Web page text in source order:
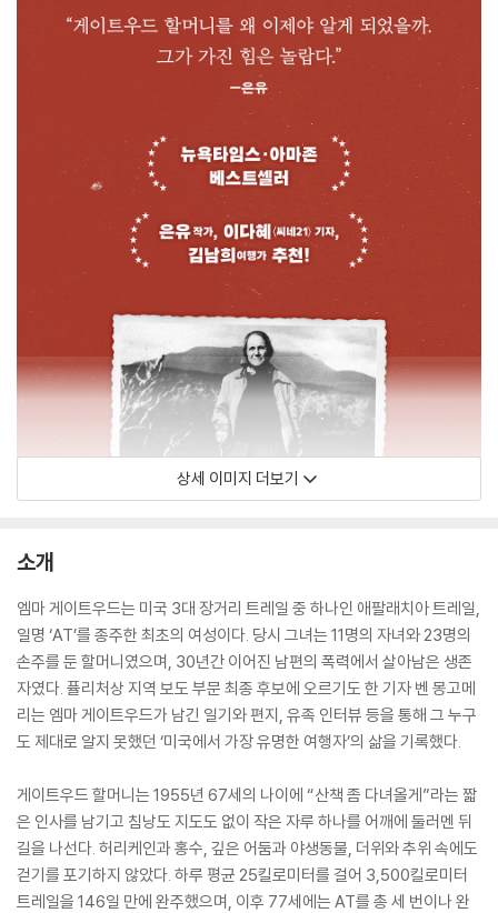
상세 이미지 더보기
소개
엠마 게이트우드는 미국 3대 장거리 트레일 중 하나인 애팔래치아 트레일,
일명 ‘AT’를 종주한 최초의 여성이다. 당시 그녀는 11명의 자녀와 23명의
손주를 둔 할머니였으며, 30년간 이어진 남편의 폭력에서 살아남은 생존
자였다. 퓰리처상 지역 보도 부문 최종 후보에 오르기도 한 기자 벤 몽고메
리는 엠마 게이트우드가 남긴 일기와 편지, 유족 인터뷰 등을 통해 그 누구
도 제대로 알지 못했던 ‘미국에서 가장 유명한 여행자’의 삶을 기록했다.
게이트우드 할머니는 1955년 67세의 나이에 “산책 좀 다녀올게”라는 짧
은 인사를 남기고 침낭도 지도도 없이 작은 자루 하나를 어깨에 둘러멘 뒤
길을 나선다. 허리케인과 홍수, 깊은 어둠과 야생동물, 더위와 추위 속에도
걷기를 포기하지 않았다. 하루 평균 25킬로미터를 걸어 3,500킬로미터
트레일을 146일 만에 완주했으며, 이후 77세에는 AT를 총 세 번이나 완